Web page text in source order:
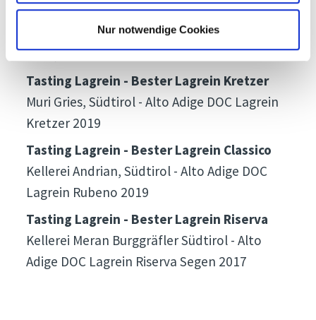
Nur notwendige Cookies
Spezialpreis “Bester Weinbauer Under 40”
Davide und Riccardo Sobrino - Cascina delle
Rose, Barbaresco DOCG Tre Stelle 2017
Tasting Lagrein - Bester Lagrein Kretzer
Muri Gries, Südtirol - Alto Adige DOC Lagrein
Kretzer 2019
Tasting Lagrein - Bester Lagrein Classico
Kellerei Andrian, Südtirol - Alto Adige DOC
Lagrein Rubeno 2019
Tasting Lagrein - Bester Lagrein Riserva
Kellerei Meran Burggräfler Südtirol - Alto
Adige DOC Lagrein Riserva Segen 2017